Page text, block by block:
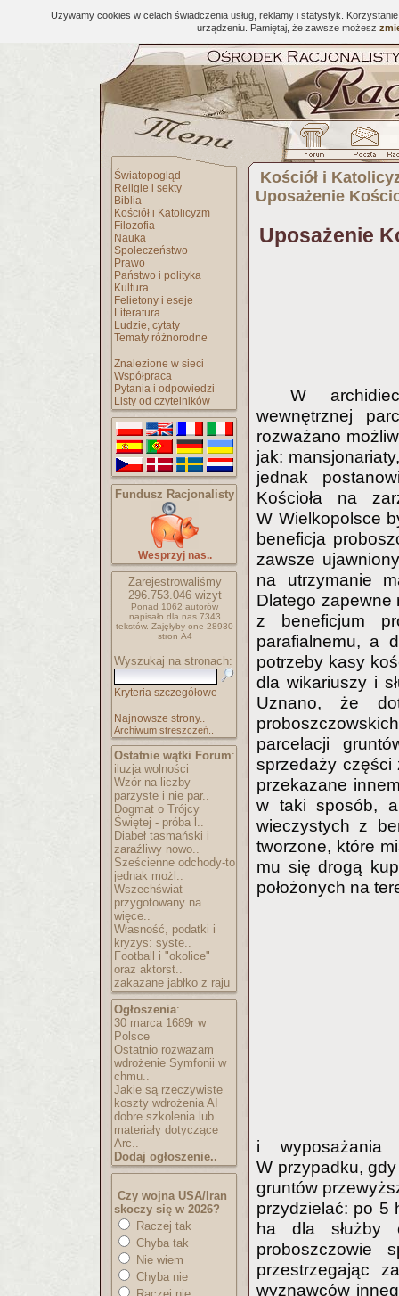
Używamy cookies w celach świadczenia usług, reklamy i statystyk.
urządzeniu. Pamiętaj, że zawsze możesz
Światopogląd
Religie i sekty
Biblia
Kościół i Katolicyzm
Filozofia
Nauka
Społeczeństwo
Prawo
Państwo i polityka
Kultura
Felietony i eseje
Literatura
Ludzie, cytaty
Tematy różnorodne
Znalezione w sieci
Współpraca
Pytania i odpowiedzi
Listy od czytelników
Fundusz Racjonalisty
Wesprzyj nas..
Zarejestrowaliśmy
296.753.046wizyt
Ponad 1062 autorów
napisało dla nas 7343
tekstów. Zajęłyby one 28930
stron A4
Wyszukaj na stronach:
Kryteria szczegółowe
Najnowsze strony..
Archiwum streszczeń..
Ostatnie wątki Forum:
iluzja wolności
Wzór na liczby
parzyste i nie par..
Dogmat o Trójcy
Świętej - próba l..
Diabeł tasmański i
zaraźliwy nowo..
Sześcienne odchody-to
jednak możl..
Wszechświat
przygotowany na
więce..
Własność, podatki i
kryzys: syste..
Football i "okolice"
oraz aktorst..
zakazane jabłko z raju
Ogłoszenia:
30 marca 1689r w
Polsce
Ostatnio rozważam
wdrożenie Symfonii w
chmu..
Jakie są rzeczywiste
koszty wdrożenia AI
dobre szkolenia lub
materiały dotyczące
Arc..
Dodaj ogłoszenie..
Czy wojna USA/Iran
skoczy się w 2026?
Raczej tak
Chyba tak
Nie wiem
Chyba nie
Kościół i
Uposażenie
Uposażenie
W
wewnętrznej
rozważano
jak:
jednak
Kościoła na
W Wielkopolsce
beneficja
zawsze
na utrzymanie
Dlatego zapewne
z beneficjum
parafialnemu, a
potrzeby kasy
dla wikariuszy i
Uznano, że
parcelacji
sprzedaży części
przekazane
w taki sposób,
wieczystych z
tworzone, które
mu się drogą
położonych na
i
W przypadku,
gruntów
przydzielać: po 5
ha dla służby
proboszczowie
przestrzegając
wyznawców